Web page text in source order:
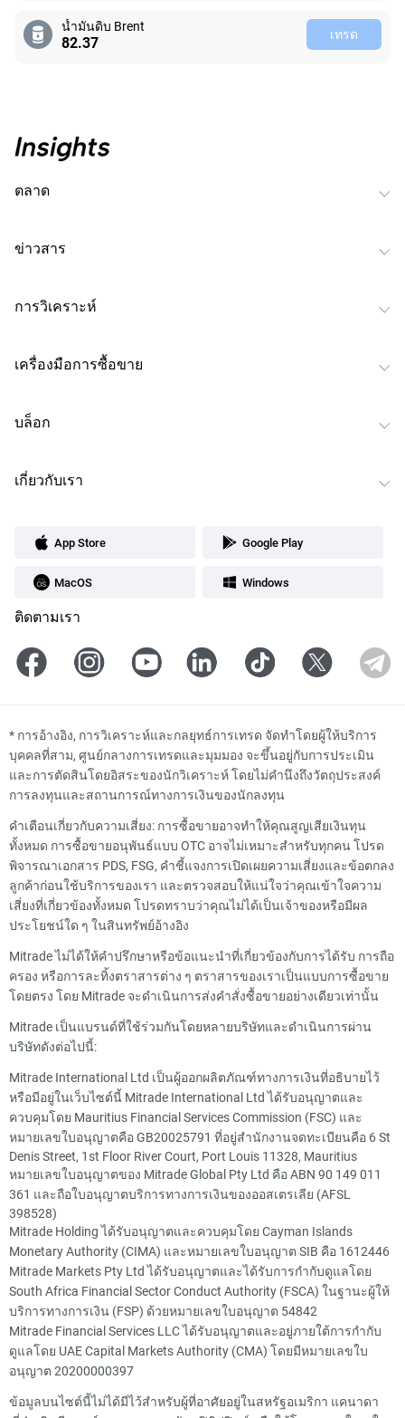
น้ำมันดิบ Brent
82.37 เทรด
ตลาด
ข่าวสาร
การวิเคราะห์
เครื่องมือการซื้อขาย
บล็อก
เกี่ยวกับเรา
App Store Google Play
MacOS Windows
ติดตามเรา
* การอ้างอิง, การวิเคราะห์และกลยุทธ์การเทรด จัดทำโดยผู้ให้บริการ
บุคคลที่สาม, ศูนย์กลางการเทรดและมุมมอง จะขึ้นอยู่กับการประเมิน
และการตัดสินโดยอิสระของนักวิเคราะห์ โดยไม่คำนึงถึงวัตถุประสงค์
การลงทุนและสถานการณ์ทางการเงินของนักลงทุน
คำเตือนเกี่ยวกับความเสี่ยง: การซื้อขายอาจทำให้คุณสูญเสียเงินทุน
ทั้งหมด การซื้อขายอนุพันธ์แบบ OTC อาจไม่เหมาะสำหรับทุกคน โปรด
พิจารณาเอกสาร PDS, FSG, คำชี้แจงการเปิดเผยความเสี่ยงและข้อตกลง
ลูกค้าก่อนใช้บริการของเรา และตรวจสอบให้แน่ใจว่าคุณเข้าใจความ
เสี่ยงที่เกี่ยวข้องทั้งหมด โปรดทราบว่าคุณไม่ได้เป็นเจ้าของหรือมีผล
ประโยชน์ใด ๆ ในสินทรัพย์อ้างอิง
Mitrade ไม่ได้ให้คำปรึกษาหรือข้อแนะนำที่เกี่ยวข้องกับการได้รับ การถือ
ครอง หรือการละทิ้งตราสารต่าง ๆ ตราสารของเราเป็นแบบการซื้อขาย
โดยตรง โดย Mitrade จะดำเนินการส่งคำสั่งซื้อขายอย่างเดียวเท่านั้น
Mitrade เป็นแบรนด์ที่ใช้ร่วมกันโดยหลายบริษัทและดำเนินการผ่าน
บริษัทดังต่อไปนี้:
Mitrade International Ltd เป็นผู้ออกผลิตภัณฑ์ทางการเงินที่อธิบายไว้
หรือมีอยู่ในเว็บไซต์นี้ Mitrade International Ltd ได้รับอนุญาตและ
ควบคุมโดย Mauritius Financial Services Commission (FSC) และ
หมายเลขใบอนุญาตคือ GB20025791 ที่อยู่สำนักงานจดทะเบียนคือ 6 St
Denis Street, 1st Floor River Court, Port Louis 11328, Mauritius
หมายเลขใบอนุญาตของ Mitrade Global Pty Ltd คือ ABN 90 149 011
361 และถือใบอนุญาตบริการทางการเงินของออสเตรเลีย (AFSL
398528)
Mitrade Holding ได้รับอนุญาตและควบคุมโดย Cayman Islands
Monetary Authority (CIMA) และหมายเลขใบอนุญาต SIB คือ 1612446
Mitrade Markets Pty Ltd ได้รับอนุญาตและได้รับการกำกับดูแลโดย
South Africa Financial Sector Conduct Authority (FSCA) ในฐานะผู้ให้
บริการทางการเงิน (FSP) ด้วยหมายเลขใบอนุญาต 54842
Mitrade Financial Services LLC ได้รับอนุญาตและอยู่ภายใต้การกำกับ
ดูแลโดย UAE Capital Markets Authority (CMA) โดยมีหมายเลขใบ
อนุญาต 20200000397
ข้อมูลบนไซต์นี้ไม่ได้มีไว้สำหรับผู้ที่อาศัยอยู่ในสหรัฐอเมริกา แคนาดา